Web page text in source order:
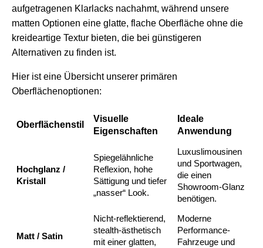
aufgetragenen Klarlacks nachahmt, während unsere
matten Optionen eine glatte, flache Oberfläche ohne die
kreideartige Textur bieten, die bei günstigeren
Alternativen zu finden ist.
Hier ist eine Übersicht unserer primären
Oberflächenoptionen:
Oberflächenstil
Visuelle
Eigenschaften
Ideale
Anwendung
Hochglanz /
Kristall
Spiegelähnliche
Reflexion, hohe
Sättigung und tiefer
„nasser“ Look.
Luxuslimousinen
und Sportwagen,
die einen
Showroom-Glanz
benötigen.
Matt / Satin
Nicht-reflektierend,
stealth-ästhetisch
mit einer glatten,
Moderne
Performance-
Fahrzeuge und